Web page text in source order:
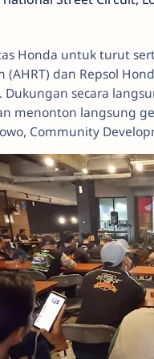
Honda untuk turut
(AHRT) dan Repsol
Dukungan secara
menonton langsung
Community